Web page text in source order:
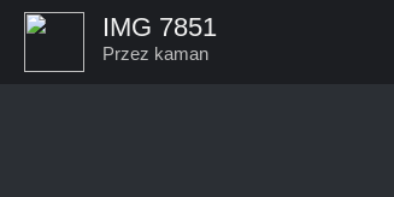
IMG 7851
Przez kaman